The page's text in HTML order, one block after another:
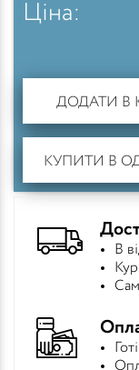
Ціна:
ДОДАТИ В
КУПИТИ В
В